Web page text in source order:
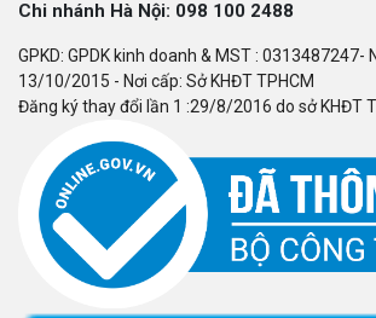
Chi nhánh Hà Nội: 098 100 2488
GPKD: GPDK kinh doanh & MST : 0313487247-
13/10/2015 - Nơi cấp: Sở KHĐT TPHCM
Đăng ký thay đổi lần 1 :29/8/2016 do sở KHĐT